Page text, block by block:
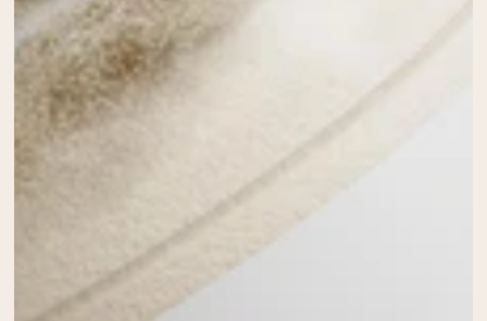
”Protein Powder“
”Overnight Oats“
”Vegan protein“
”Collagen“
”Micellar Casein“